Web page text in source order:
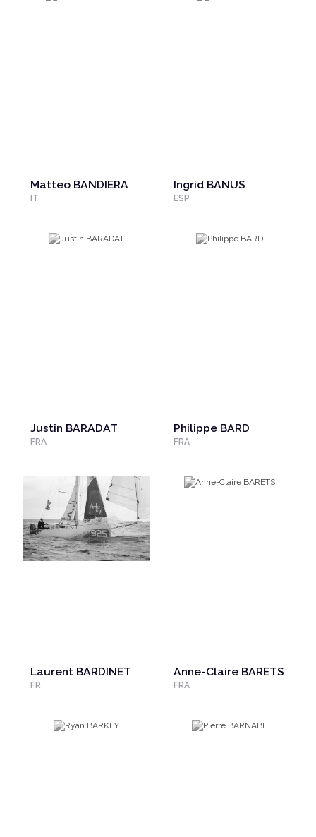
Matteo BANDIERA
IT
Ingrid BANUS
ESP
Justin BARADAT
FRA
Philippe BARD
FRA
Laurent BARDINET
FR
Anne-Claire BARETS
FRA